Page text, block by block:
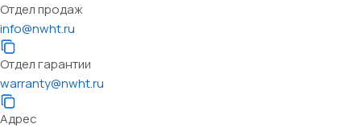
Отдел продаж
info@nwht.ru
Отдел гарантии
warranty@nwht.ru
Адрес